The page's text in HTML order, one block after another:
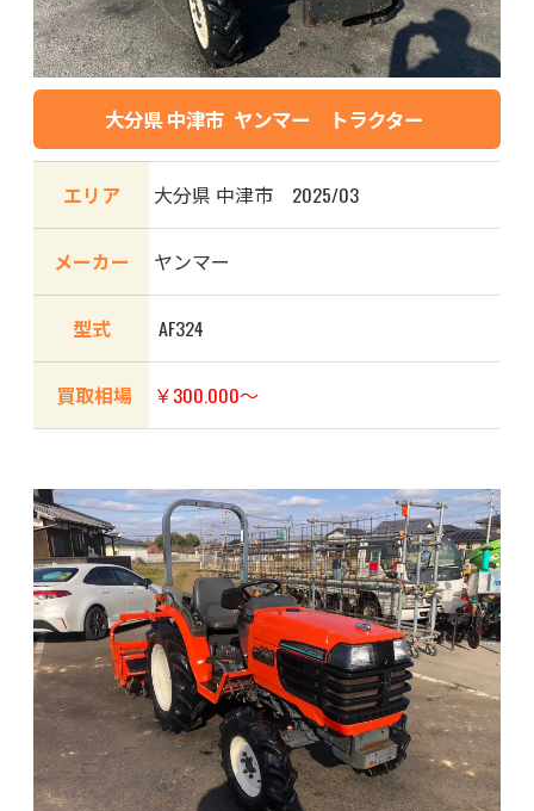
大分県 中津市 ヤンマー トラクター
エリア 大分県 中津市 2025/03
メーカー ヤンマー
型式 AF324
買取相場 ￥300.000～